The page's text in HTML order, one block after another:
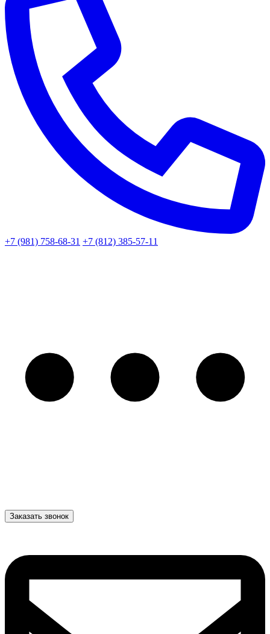
+7 (981) 758-68-31 +7 (812) 385-57-11
Заказать звонок